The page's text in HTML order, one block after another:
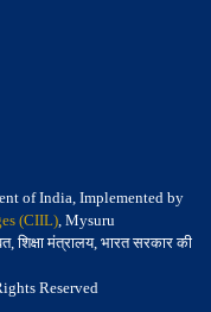
of India, Implemented by
(CIIL), Mysuru
शिक्षा मंत्रालय, भारत सरकार की
Reserved